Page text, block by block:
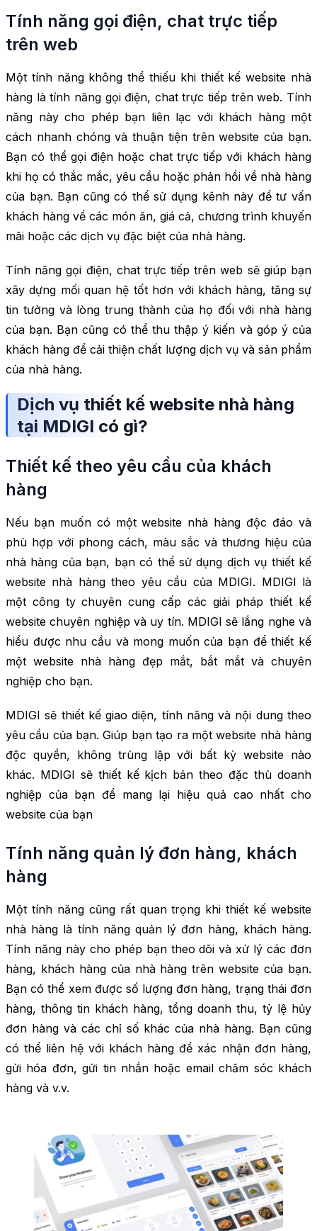
Tính năng gọi điện, chat trực tiếp
trên web
Một tính năng không thể thiếu khi thiết kế website nhà
hàng là tính năng gọi điện, chat trực tiếp trên web. Tính
năng này cho phép bạn liên lạc với khách hàng một
cách nhanh chóng và thuận tiện trên website của bạn.
Bạn có thể gọi điện hoặc chat trực tiếp với khách hàng
khi họ có thắc mắc, yêu cầu hoặc phản hồi về nhà hàng
của bạn. Bạn cũng có thể sử dụng kênh này để tư vấn
khách hàng về các món ăn, giá cả, chương trình khuyến
mãi hoặc các dịch vụ đặc biệt của nhà hàng.
Tính năng gọi điện, chat trực tiếp trên web sẽ giúp bạn
xây dựng mối quan hệ tốt hơn với khách hàng, tăng sự
tin tưởng và lòng trung thành của họ đối với nhà hàng
của bạn. Bạn cũng có thể thu thập ý kiến và góp ý của
khách hàng để cải thiện chất lượng dịch vụ và sản phẩm
của nhà hàng.
Dịch vụ thiết kế website nhà hàng
tại MDIGI có gì?
Thiết kế theo yêu cầu của khách
hàng
Nếu bạn muốn có một website nhà hàng độc đáo và
phù hợp với phong cách, màu sắc và thương hiệu của
nhà hàng của bạn, bạn có thể sử dụng dịch vụ thiết kế
website nhà hàng theo yêu cầu của MDIGI. MDIGI là
một công ty chuyên cung cấp các giải pháp thiết kế
website chuyên nghiệp và uy tín. MDIGI sẽ lắng nghe và
hiểu được nhu cầu và mong muốn của bạn để thiết kế
một website nhà hàng đẹp mắt, bắt mắt và chuyên
nghiệp cho bạn.
MDIGI sẽ thiết kế giao diện, tính năng và nội dung theo
yêu cầu của bạn. Giúp bạn tạo ra một website nhà hàng
độc quyền, không trùng lặp với bất kỳ website nào
khác. MDIGI sẽ thiết kế kịch bản theo đặc thù doanh
nghiệp của bạn để mang lại hiệu quả cao nhất cho
website của bạn
Tính năng quản lý đơn hàng, khách
hàng
Một tính năng cũng rất quan trọng khi thiết kế website
nhà hàng là tính năng quản lý đơn hàng, khách hàng.
Tính năng này cho phép bạn theo dõi và xử lý các đơn
hàng, khách hàng của nhà hàng trên website của bạn.
Bạn có thể xem được số lượng đơn hàng, trạng thái đơn
hàng, thông tin khách hàng, tổng doanh thu, tỷ lệ hủy
đơn hàng và các chỉ số khác của nhà hàng. Bạn cũng
có thể liên hệ với khách hàng để xác nhận đơn hàng,
gửi hóa đơn, gửi tin nhắn hoặc email chăm sóc khách
hàng và v.v.